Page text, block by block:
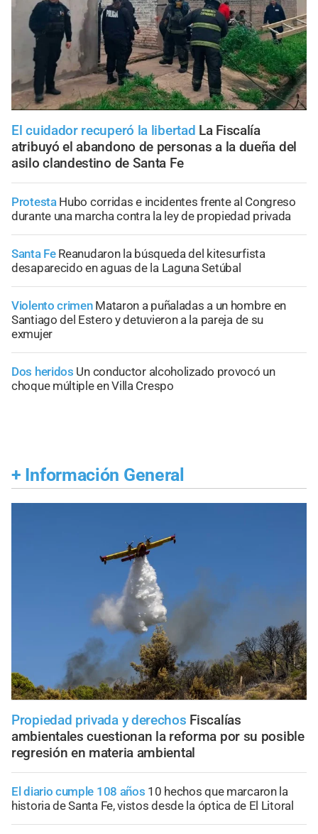
El cuidador recuperó la libertad La Fiscalía
atribuyó el abandono de personas a la dueña del
asilo clandestino de Santa Fe
Protesta Hubo corridas e incidentes frente al Congreso
durante una marcha contra la ley de propiedad privada
Santa Fe Reanudaron la búsqueda del kitesurfista
desaparecido en aguas de la Laguna Setúbal
Violento crimen Mataron a puñaladas a un hombre en
Santiago del Estero y detuvieron a la pareja de su
exmujer
Dos heridos Un conductor alcoholizado provocó un
choque múltiple en Villa Crespo
+ Información General
Propiedad privada y derechos Fiscalías
ambientales cuestionan la reforma por su posible
regresión en materia ambiental
El diario cumple 108 años 10 hechos que marcaron la
historia de Santa Fe, vistos desde la óptica de El Litoral